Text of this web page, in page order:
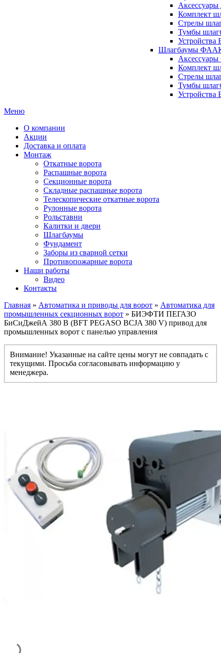
Комплект
Стрелы
Тумбы
Устройства
Шлагбаумы ФААК
Комплект
Стрелы
Тумбы
Меню
О компании
Акции
Доставка и оплата
Монтаж
Откатные ворота
Распашные ворота
Секционные ворота
Складные распашные ворота
Телескопические откатные ворота
Рулонные ворота
Рольставни
Калитки и двери
Шлагбаумы
Фундамент
Заборы из сварной сетки
Противопожарные ворота
Наши работы
Видео
Контакты
Главная » Автоматика и приводы для ворот » Автоматика для
промышленных секционных ворот » БИЭФТИ ПЕГАЗО
БиСиДжейА 380 В (BFT PEGASO BCJA 380 V) привод для
промышленных ворот c панелью управления
Внимание! Указанные на сайте цены могут не совпадать с
текущими. Просьба согласовывать информацию у
менеджера.